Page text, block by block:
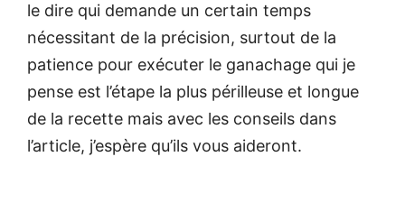
le dire qui demande un certain temps
nécessitant de la précision, surtout de la
patience pour exécuter le ganachage qui je
pense est l’étape la plus périlleuse et longue
de la recette mais avec les conseils dans
l’article, j’espère qu’ils vous aideront.